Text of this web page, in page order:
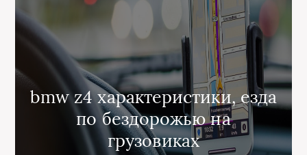
bmw z4 характеристики, езда
по бездорожью на
грузовиках